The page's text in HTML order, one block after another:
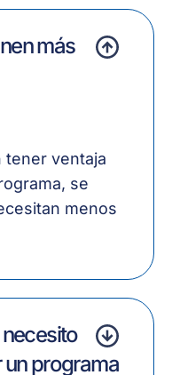
más
tener ventaja
se
menos
un programa